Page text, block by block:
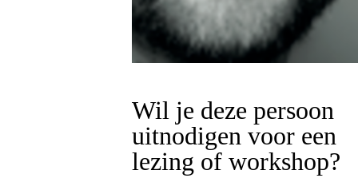
Wil je deze persoon
uitnodigen voor een
lezing of workshop?